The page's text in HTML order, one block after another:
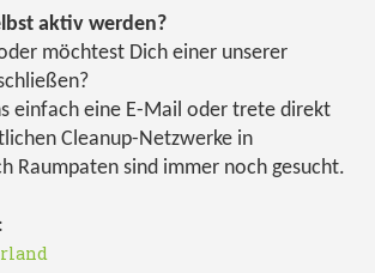
aktiv werden?
möchtest Dich einer unserer
einfach eine E-Mail oder trete direkt
Cleanup-Netzwerke in
Raumpaten sind immer noch gesucht.